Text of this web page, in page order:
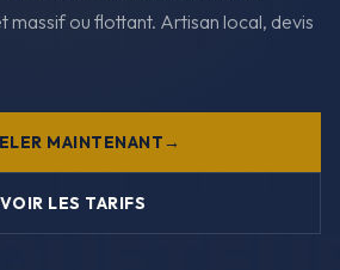
massif ou flottant. Artisan local, devis
MAINTENANT
VOIR LES TARIFS